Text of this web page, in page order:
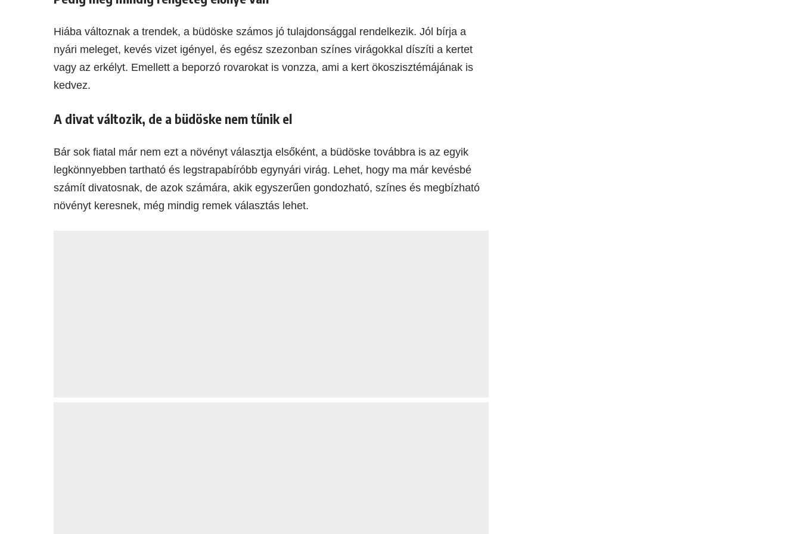
Hiába változnak a trendek, a büdöske számos jó tulajdonsággal rendelkezik. Jól bírja a
nyári meleget, kevés vizet igényel, és egész szezonban színes virágokkal díszíti a kertet
vagy az erkélyt. Emellett a beporzó rovarokat is vonzza, ami a kert ökoszisztémájának is
kedvez.
A divat változik, de a büdöske nem tűnik el
Bár sok fiatal már nem ezt a növényt választja elsőként, a büdöske továbbra is az egyik
legkönnyebben tartható és legstrapabíróbb egynyári virág. Lehet, hogy ma már kevésbé
számít divatosnak, de azok számára, akik egyszerűen gondozható, színes és megbízható
növényt keresnek, még mindig remek választás lehet.